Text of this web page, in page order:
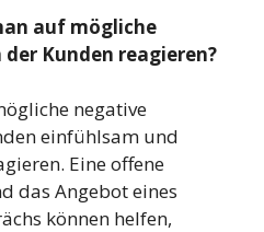
auf mögliche
Kunden reagieren?
negative
einfühlsam und
Eine offene
das Angebot eines
können helfen,